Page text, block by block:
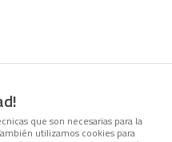
que son necesarias para la
utilizamos cookies para